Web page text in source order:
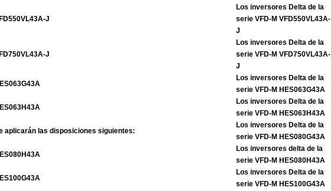
J
Los inversores Delta de la
serie VFD-M VFD550VL43A-
J
J
Los inversores Delta de la
serie VFD-M VFD750VL43A-
J
Los inversores Delta de la
serie VFD-M HES063G43A
Los inversores Delta de la
serie VFD-M HES063H43A
aplicarán las disposiciones siguientes:
Los inversores Delta de la
serie VFD-M HES080G43A
Los inversores delta de la
serie VFD-M HES080H43A
Los inversores Delta de la
serie VFD-M HES100G43A